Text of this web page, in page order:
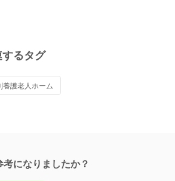
るタグ
養護老人ホーム
考になりましたか？